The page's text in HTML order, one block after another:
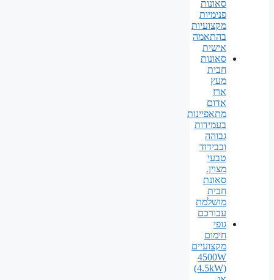
סאונות
פנימיות
מקצועיות
בהתאמה
אישית
סאונות
חבית
מעץ
ארז
אדום
מתאפיינות
בעמידות
גבוהה
ובבידוד
טבעי
מצוין.
סאונת
חבית
מושלמת
עבורכם
גופי
חימום
מקצועיים
4500W
(4.5kW)